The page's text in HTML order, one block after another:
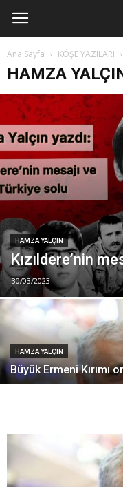
Ana Sayfa KÖŞE YAZILARI
HAMZA
HAMZA YALÇIN
Kızıldere’nin
30/03/2023
HAMZA YALÇIN
Büyük Ermeni Kırımı